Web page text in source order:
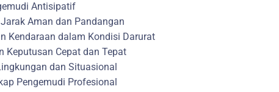
Antisipatif
Aman dan Pandangan
Kendaraan dalam Kondisi Darurat
Keputusan Cepat dan Tepat
dan Situasional
Pengemudi Profesional